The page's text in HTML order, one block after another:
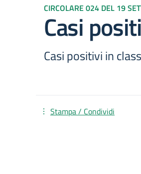
CIRCOLARE 024 DEL 19
Casi
Casi positivi in
Stampa / Condividi